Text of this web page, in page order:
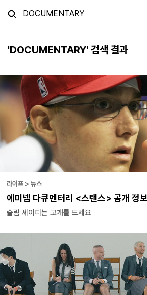
'DOCUMENTARY' 검색 결과
라이프 > 뉴스
에미넴 다큐멘터리 <스탠스> 공개 정
슬림 셰이디는 고개를 드세요